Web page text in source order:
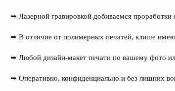
➥ Лазерной гравировкой добиваемся
➥ В отличие от полимерных печатей, клише
➥ Любой дизайн-макет печати по вашему фото
➥ Оперативно, конфиденциально и без лишних